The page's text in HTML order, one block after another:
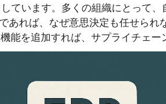
ています。多くの組織にとって
あれば、なぜ意思決定も任せら
能を追加すれば、サプライチェー